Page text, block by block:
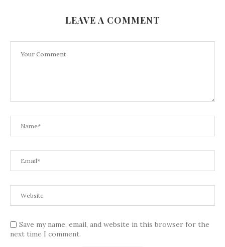
LEAVE A COMMENT
Save my name, email, and website in this browser for the
next time I comment.